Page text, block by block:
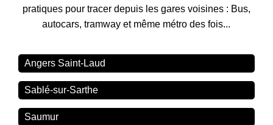
pratiques pour tracer depuis les gares voisines : Bus,
autocars, tramway et même métro des fois...
Angers Saint-Laud
Sablé-sur-Sarthe
Saumur